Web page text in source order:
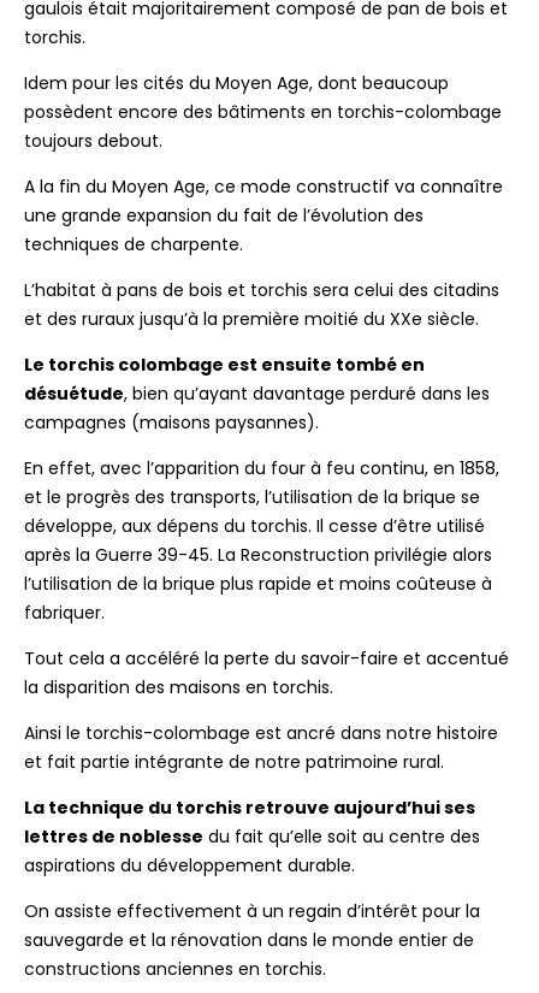
gaulois était majoritairement composé de pan de bois et
torchis.
Idem pour les cités du Moyen Age, dont beaucoup
possèdent encore des bâtiments en torchis-colombage
toujours debout.
A la fin du Moyen Age, ce mode constructif va connaître
une grande expansion du fait de l’évolution des
techniques de charpente.
L’habitat à pans de bois et torchis sera celui des citadins
et des ruraux jusqu’à la première moitié du XXe siècle.
Le torchis colombage est ensuite tombé en
désuétude, bien qu’ayant davantage perduré dans les
campagnes (maisons paysannes).
En effet, avec l’apparition du four à feu continu, en 1858,
et le progrès des transports, l’utilisation de la brique se
développe, aux dépens du torchis. Il cesse d’être utilisé
après la Guerre 39-45. La Reconstruction privilégie alors
l’utilisation de la brique plus rapide et moins coûteuse à
fabriquer.
Tout cela a accéléré la perte du savoir-faire et accentué
la disparition des maisons en torchis.
Ainsi le torchis-colombage est ancré dans notre histoire
et fait partie intégrante de notre patrimoine rural.
La technique du torchis retrouve aujourd’hui ses
lettres de noblesse du fait qu’elle soit au centre des
aspirations du développement durable.
On assiste effectivement à un regain d’intérêt pour la
sauvegarde et la rénovation dans le monde entier de
constructions anciennes en torchis.